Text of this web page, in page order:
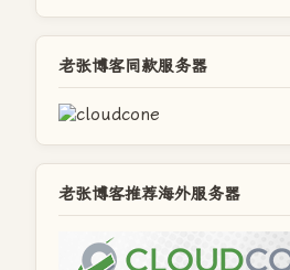
老张博客同款服务器
老张博客推荐海外服务器